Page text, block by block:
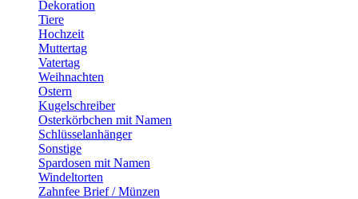
Dekoration
Tiere
Hochzeit
Muttertag
Vatertag
Weihnachten
Ostern
Kugelschreiber
Osterkörbchen mit Namen
Schlüsselanhänger
Sonstige
Spardosen mit Namen
Windeltorten
Zahnfee Brief / Münzen